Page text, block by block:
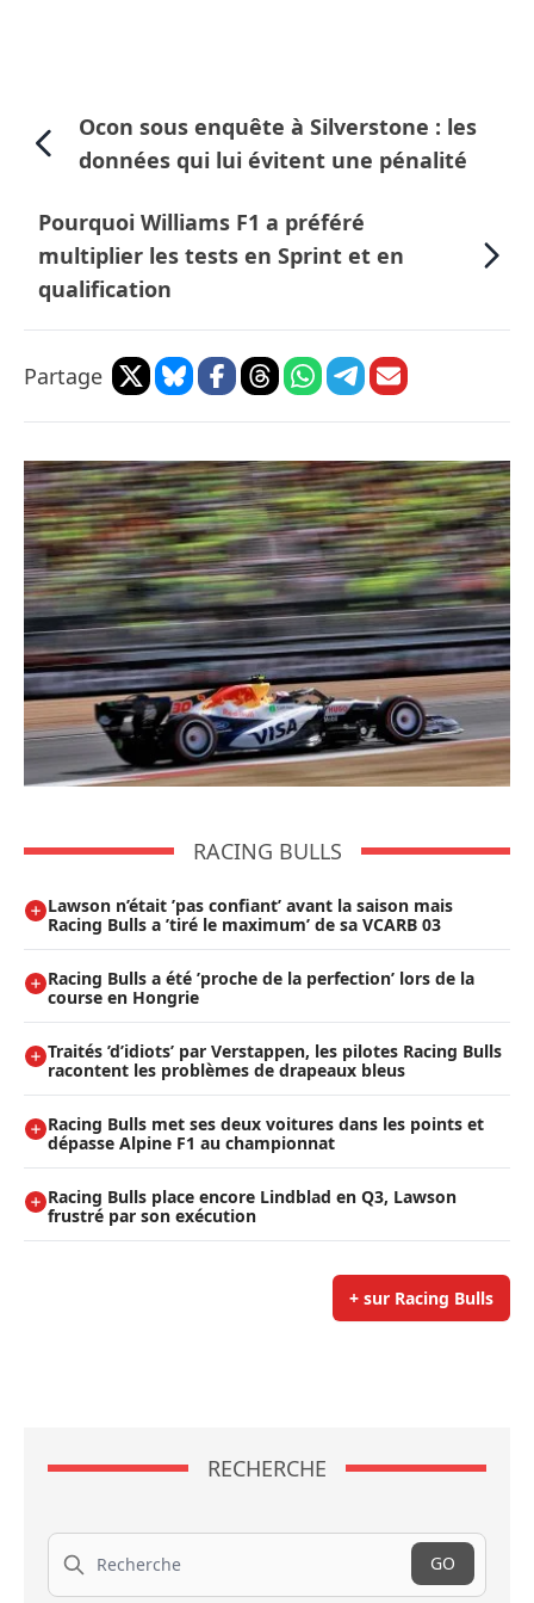
Ocon sous enquête à Silverstone : les
données qui lui évitent une pénalité
Pourquoi Williams F1 a préféré
multiplier les tests en Sprint et en
qualification
Partage
RACING BULLS
Lawson n’était ’pas confiant’ avant la saison mais
Racing Bulls a ’tiré le maximum’ de sa VCARB 03
Racing Bulls a été ’proche de la perfection’ lors de la
course en Hongrie
Traités ’d’idiots’ par Verstappen, les pilotes Racing Bulls
racontent les problèmes de drapeaux bleus
Racing Bulls met ses deux voitures dans les points et
dépasse Alpine F1 au championnat
Racing Bulls place encore Lindblad en Q3, Lawson
frustré par son exécution
+ sur Racing Bulls
RECHERCHE
Recherche
GO